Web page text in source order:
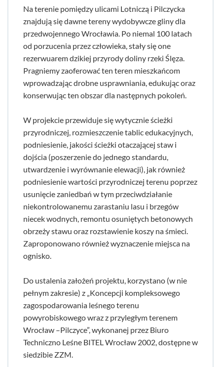
Na terenie pomiędzy ulicami Lotniczą i Pilczycka
znajdują się dawne tereny wydobywcze gliny dla
przedwojennego Wrocławia. Po niemal 100 latach
od porzucenia przez człowieka, stały się one
rezerwuarem dzikiej przyrody doliny rzeki Ślęza.
Pragniemy zaoferować ten teren mieszkańcom
wprowadzając drobne usprawniania, edukując oraz
konserwując ten obszar dla następnych pokoleń.
W projekcie przewiduje się wytycznie ścieżki
przyrodniczej, rozmieszczenie tablic edukacyjnych,
podniesienie, jakości ścieżki otaczającej staw i
dojścia (poszerzenie do jednego standardu,
utwardzenie i wyrównanie elewacji), jak również
podniesienie wartości przyrodniczej terenu poprzez
usunięcie zaniedbań w tym przeciwdziałanie
niekontrolowanemu zarastaniu lasu i brzegów
niecek wodnych, remontu osuniętych betonowych
obrzeży stawu oraz rozstawienie koszy na śmieci.
Zaproponowano również wyznaczenie miejsca na
ognisko.
Do ustalenia założeń projektu, korzystano (w nie
pełnym zakresie) z „Koncepcji kompleksowego
zagospodarowania leśnego terenu
powyrobiskowego wraz z przyległym terenem
Wrocław –Pilczyce”, wykonanej przez Biuro
Techniczno Leśne BITEL Wrocław 2002, dostępne w
siedzibie ZZM.